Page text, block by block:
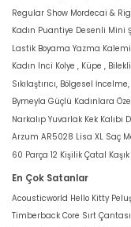
Regular Show Mordecai &
Kadın Puantiye Desenli Mini
Lastik Boyama Yazma
Kadın Inci Kolye , Küpe ,
Sıkılaştırıcı, Bölgesel
Bymeyla Güçlü Kadınlara
Narkalıp Yuvarlak Kek Kalıbı
Arzum AR5028 Lisa XL Saç
60 Parça 12 Kişilik Çatal
En Çok Satanlar
Acousticworld Hello Kitty
Timberback Core Sırt Çantası